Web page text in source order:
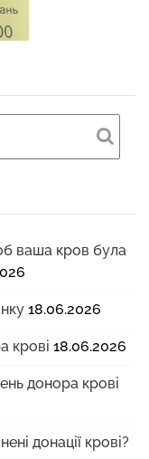
ваша кров була
18.06.2026
крові 18.06.2026
донора крові
донації крові?